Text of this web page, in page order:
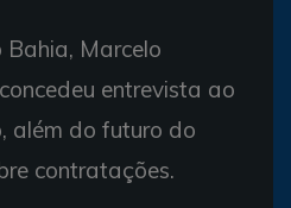
Bahia, Marcelo
entrevista ao
além do futuro do
contratações.